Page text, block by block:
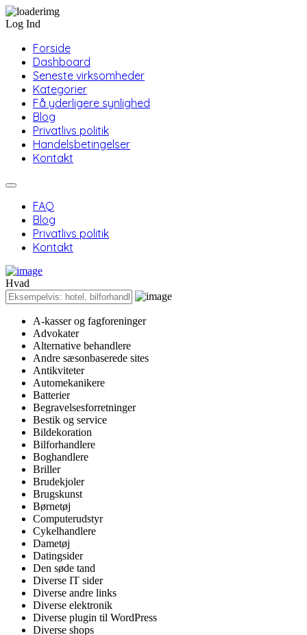
Log Ind
Forside
Dashboard
Seneste virksomheder
Kategorier
Få yderligere synlighed
Blog
Privatlivs politik
Handelsbetingelser
Kontakt
FAQ
Blog
Privatlivs politik
Kontakt
Hvad
A-kasser og fagforeninger
Advokater
Alternative behandlere
Andre sæsonbaserede sites
Antikviteter
Automekanikere
Batterier
Begravelsesforretninger
Bestik og service
Bildekoration
Bilforhandlere
Boghandlere
Briller
Brudekjoler
Brugskunst
Børnetøj
Computerudstyr
Cykelhandlere
Dametøj
Datingsider
Den søde tand
Diverse IT sider
Diverse andre links
Diverse elektronik
Diverse plugin til WordPress
Diverse shops